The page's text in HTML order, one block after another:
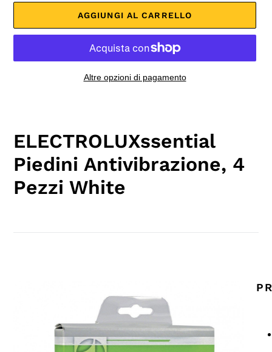
AGGIUNGI AL CARRELLO
Altre opzioni di pagamento
nel
carrello
ELECTROLUXssential
Piedini Antivibrazione, 4
Pezzi White